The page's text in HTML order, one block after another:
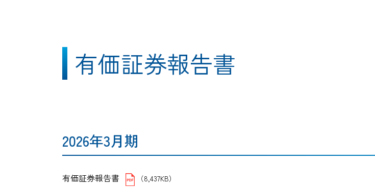
有価証券報告書
2026年3月期
有価証券報告書 （8,437KB）